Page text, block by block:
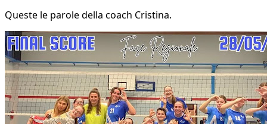
Queste le parole della coach Cristina.